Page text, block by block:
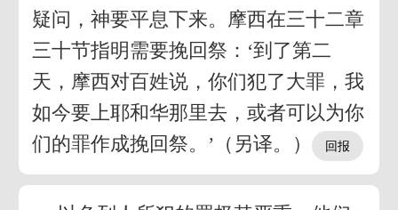
疑问，神要平息下来。摩西在三十二章
三十节指明需要挽回祭：‘到了第二
天，摩西对百姓说，你们犯了大罪，我
如今要上耶和华那里去，或者可以为你
们的罪作成挽回祭。’（另译。）